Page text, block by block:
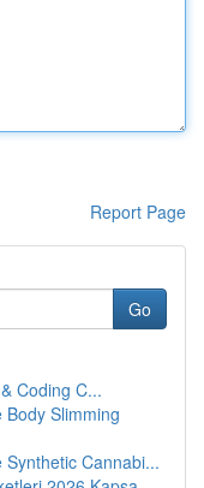
Report Page
Go
Coding C...
Slimming
Cannabi...